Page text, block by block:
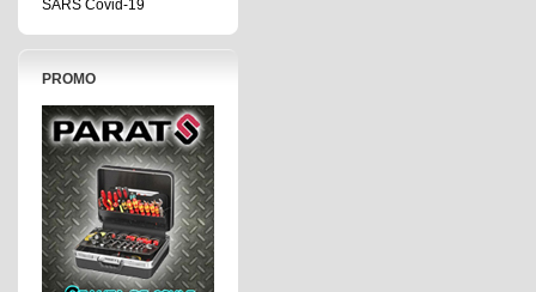
SARS Covid-19
PROMO